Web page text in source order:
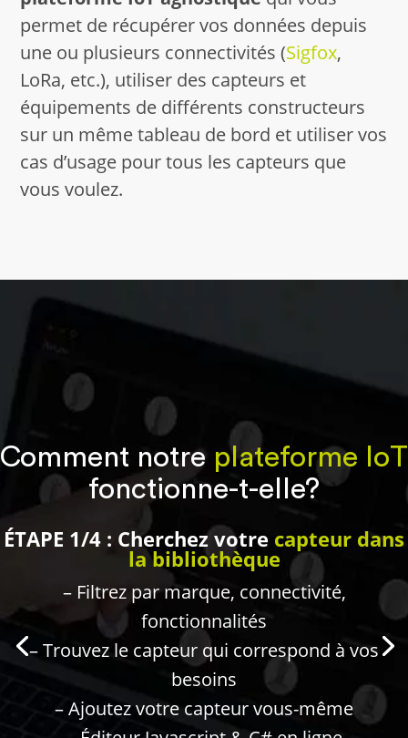
permet de récupérer vos données depuis
une ou plusieurs connectivités (Sigfox,
LoRa, etc.), utiliser des capteurs et
équipements de différents constructeurs
sur un même tableau de bord et utiliser vos
cas d’usage pour tous les capteurs que
vous voulez.
Comment notre plateforme IoT
fonctionne-t-elle?
ÉTAPE 1/4 : Cherchez votre capteur dans
la bibliothèque
– Filtrez par marque, connectivité,
fonctionnalités
– Trouvez le capteur qui correspond à vos
besoins
– Ajoutez votre capteur vous-même